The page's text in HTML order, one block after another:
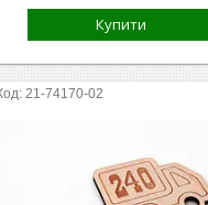
Купити
21-74170-02